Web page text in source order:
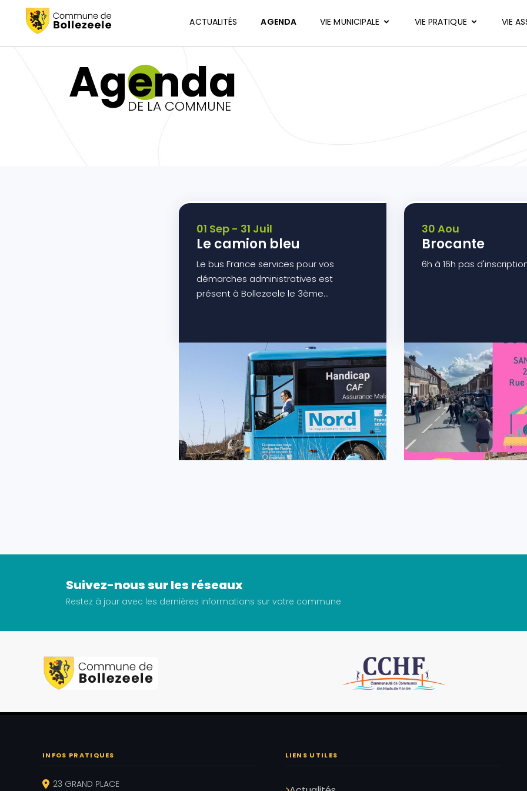
ACTUALITÉS AGENDA VIE MUNICIPALE VIE PRATIQUE VIE
Agenda
DE LA COMMUNE
01 Sep - 31 Juil
Le camion bleu
Le bus France services pour vos
démarches administratives est
présent à Bollezeele le 3ème...
30 Aou
Brocante
6h à 16h pas
Suivez-nous sur les réseaux
Restez à jour avec les dernières informations sur votre commune
INFOS PRATIQUES
23 GRAND PLACE
LIENS UTILES